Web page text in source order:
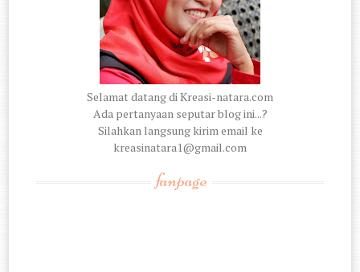
Selamat datang di Kreasi-natara.com
Ada pertanyaan seputar blog ini...?
Silahkan langsung kirim email ke
kreasinatara1@gmail.com
fanpage